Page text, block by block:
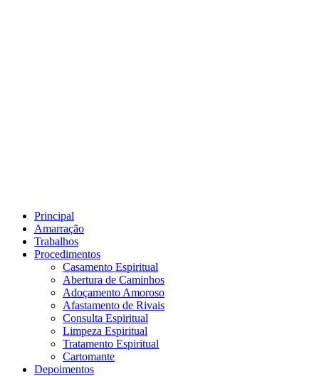
Principal
Amarração
Trabalhos
Procedimentos
Casamento Espiritual
Abertura de Caminhos
Adoçamento Amoroso
Afastamento de Rivais
Consulta Espiritual
Limpeza Espiritual
Tratamento Espiritual
Cartomante
Depoimentos